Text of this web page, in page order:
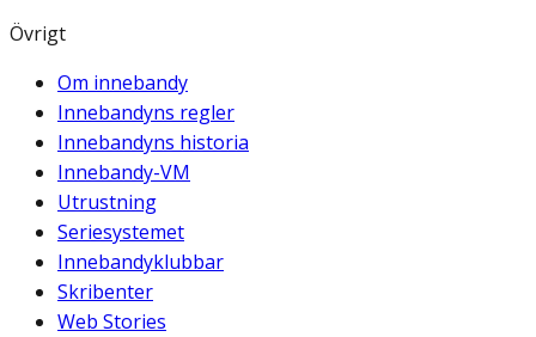
Övrigt
Om innebandy
Innebandyns regler
Innebandyns historia
Innebandy-VM
Utrustning
Seriesystemet
Innebandyklubbar
Skribenter
Web Stories